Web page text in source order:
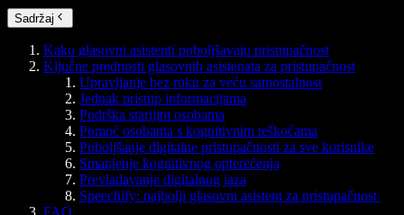
Sadržaj
Kako glasovni asistenti poboljšavaju pristupačnost
Ključne prednosti glasovnih asistenata za pristupačnost
Upravljanje bez ruku za veću samostalnost
Jednak pristup informacijama
Podrška starijim osobama
Pomoć osobama s kognitivnim teškoćama
Poboljšanje digitalne pristupačnosti za sve korisnike
Smanjenje kognitivnog opterećenja
Prevladavanje digitalnog jaza
Speechify: najbolji glasovni asistent za pristupačnost